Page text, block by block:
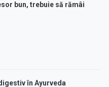
bun, trebuie să rămâi
în Ayurveda